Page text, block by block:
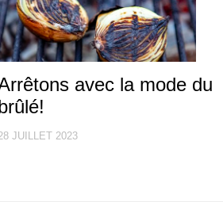
avec la mode du
JUILLET 2023